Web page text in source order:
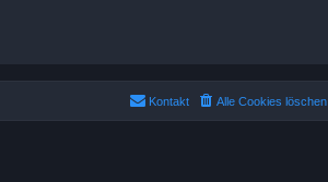
Alle Cookies löschen
Kontakt